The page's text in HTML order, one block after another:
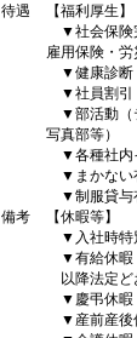
待遇
【福利厚生】
▼社会保険
雇用保険・労
▼健康診断
▼社員割引
▼部活動（
写真部等）
▼各種社内
▼まかない
▼制服貸与
備考
【休暇等】
▼入社時特
▼有給休暇
以降法定ど
▼慶弔休暇
▼産前産後